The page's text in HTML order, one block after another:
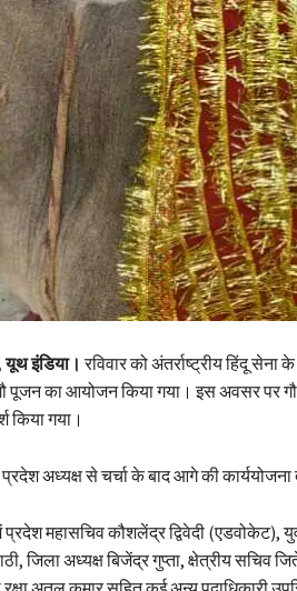
यूथ इंडिया। रविवार को अंतर्राष्ट्रीय हिंदू सेना
पूजन का आयोजन किया गया। इस अवसर पर गौ
किया गया।
अध्यक्ष से चर्चा के बाद आगे की कार्ययोजना
प्रदेश महासचिव कौशलेंद्र द्विवेदी (एडवोकेट),
जिला अध्यक्ष बिजेंद्र गुप्ता, क्षेत्रीय सचिव